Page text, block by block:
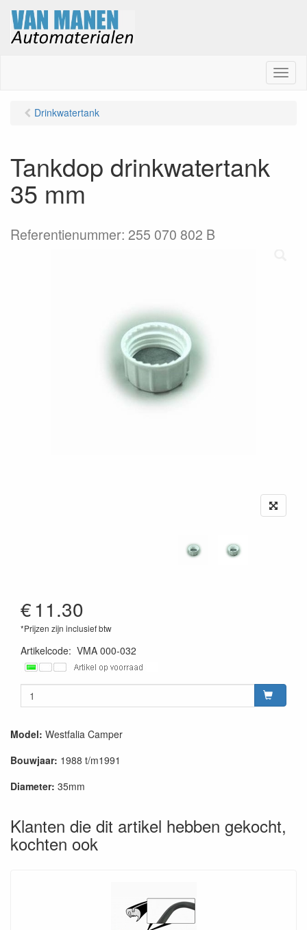
M
e
Drinkwatertank
Tankdop drinkwatertank
35 mm
Referentienummer: 255 070 802 B
€11.30
*Prijzen zijn inclusief btw
Artikelcode: VMA 000-032
Model: Westfalia Camper
Bouwjaar: 1988 t/m1991
Diameter: 35mm
Klanten die dit artikel hebben gekocht,
kochten ook